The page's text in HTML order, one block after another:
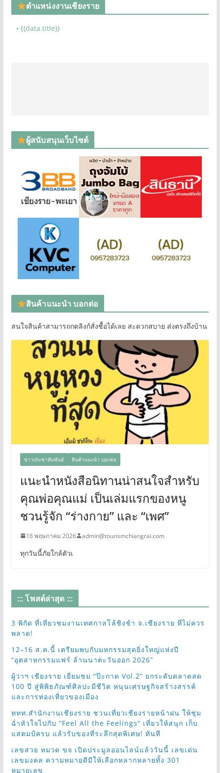
ตำแหน่งงานเชียงราย
• {{data.title}}
ผู้สนับสนุนเว็บไซต์
สินค้าแนะนำ บอกต่อ
สนใจสินค้าสามารถกดลิงก์สั่งซื้อได้เลย สะดวกสบาย ส่งตรงถึงบ้าน
ข่าวประชาสัมพันธ์ สินค้าแนะนำ บอกต่อ
แนะนำหนังสือนิทานน่าสนใจสำหรับ
คุณพ่อคุณแม่ เป็นเล่มแรกของหนู
ชวนรู้จัก “ร่างกาย” และ “เพศ”
16 พฤษภาคม 2026 admin@tourismchiangrai.com
ทุกวันนี้ภัยใกล้ตัวเ
::: โพสต์ล่าสุด :::
3 พิกัด ที่เที่ยวชมงานเทศกาลโล้ชิงช้า จ.เชียงราย ที่ไม่ควร
พลาด!
12–16 ส.ค.นี้ เตรียมพบกับมหกรรมสุดยิ่งใหญ่แห่งปี
“อุตสาหกรรมแฟร์ ล้านนาตะวันออก 2026”
ผู้ว่าฯ เชียงราย เยี่ยมชม “ป๊ะกาด Vol.2” ยกระดับตลาดสด
100 ปี สู่พิพิธภัณฑ์ศิลปะมีชีวิต หนุนเศรษฐกิจสร้างสรรค์
และการท่องเที่ยวของเมือง
ททท.สำนักงานเชียงราย ชวนเที่ยวเชียงรายหน้าฝน ให้ชุ่ม
ฉ่ำหัวใจไปกับ “Feel All the Feelings” เที่ยวให้สนุก เก็บ
แสตมป์ครบ แล้วรับของที่ระลึกสุดพิเศษ! ทันที
เลขสวย หมวด ขจ เปิดประมูลออนไลน์แล้ววันนี้ เลขเด่น
เลขมงคล ความหมายดีมีให้เลือกหลากหลายทั้ง 301
หมายเลข